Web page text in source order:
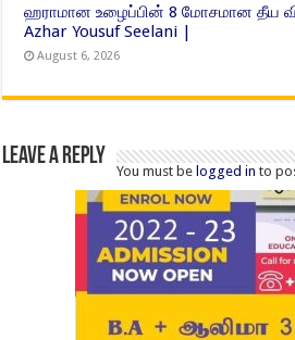
ஹராமான உழைப்பின் 8 மோசமான தீய
Azhar Yousuf Seelani |
August 6, 2026
Leave a Reply
You must belogged in to